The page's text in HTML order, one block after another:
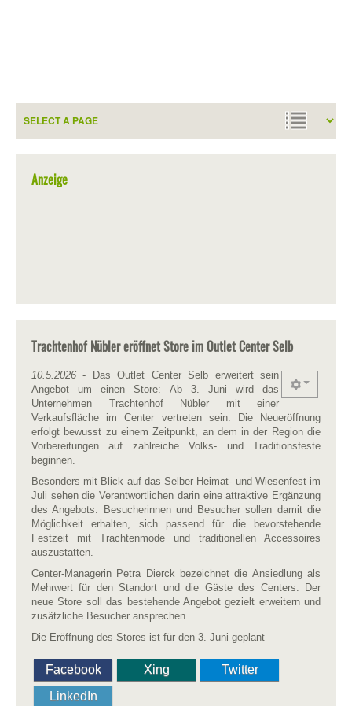
Anzeige
Trachtenhof Nübler eröffnet Store im Outlet Center Selb
10.5.2026 - Das Outlet Center Selb erweitert sein
Angebot um einen Store: Ab 3. Juni wird das
Unternehmen Trachtenhof Nübler mit einer
Verkaufsfläche im Center vertreten sein. Die Neueröffnung
erfolgt bewusst zu einem Zeitpunkt, an dem in der Region die
Vorbereitungen auf zahlreiche Volks- und Traditionsfeste
beginnen.
Besonders mit Blick auf das Selber Heimat- und Wiesenfest im
Juli sehen die Verantwortlichen darin eine attraktive Ergänzung
des Angebots. Besucherinnen und Besucher sollen damit die
Möglichkeit erhalten, sich passend für die bevorstehende
Festzeit mit Trachtenmode und traditionellen Accessoires
auszustatten.
Center-Managerin Petra Dierck bezeichnet die Ansiedlung als
Mehrwert für den Standort und die Gäste des Centers. Der
neue Store soll das bestehende Angebot gezielt erweitern und
zusätzliche Besucher ansprechen.
Die Eröffnung des Stores ist für den 3. Juni geplant
Facebook Xing
Twitter
LinkedIn